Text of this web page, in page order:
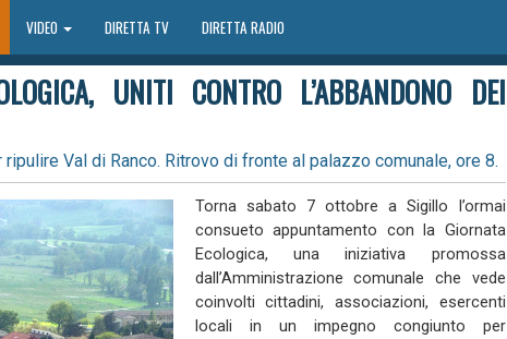
VIDEO DIRETTA TV DIRETTA RADIO
UNITI CONTRO L’ABBANDONO DEI
Val di Ranco. Ritrovo di fronte al palazzo comunale, ore 8.
Torna sabato 7 ottobre a Sigillo l’ormai
consueto appuntamento con la Giornata
Ecologica, una iniziativa promossa
dall’Amministrazione comunale che vede
coinvolti cittadini, associazioni, esercenti
locali in un impegno congiunto per